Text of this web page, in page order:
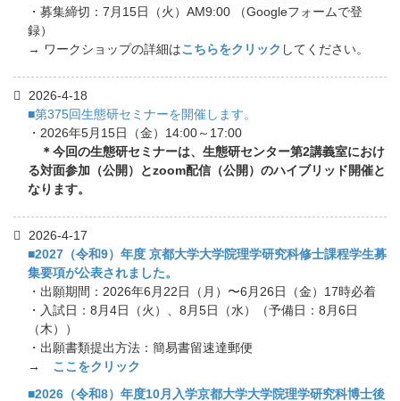
・募集締切：7月15日（火）AM9:00 （Googleフォームで登
録）
→ ワークショップの詳細は こちらをクリック してください。
2026-4-18
■第375回生態研セミナーを開催します。
・2026年5月15日（金）14:00～17:00
＊今回の生態研セミナーは、生態研センター第2講義室におけ
る対面参加（公開）とzoom配信（公開）のハイブリッド開催と
なります。
2026-4-17
■2027（令和9）年度 京都大学大学院理学研究科修士課程学生募
集要項が公表されました。
・出願期間：2026年6月22日（月）〜6月26日（金）17時必着
・入試日：8月4日（火）、8月5日（水）（予備日：8月6日
（木））
・出願書類提出方法：簡易書留速達郵便
→
ここをクリック
■2026（令和8）年度10月入学京都大学大学院理学研究科博士後